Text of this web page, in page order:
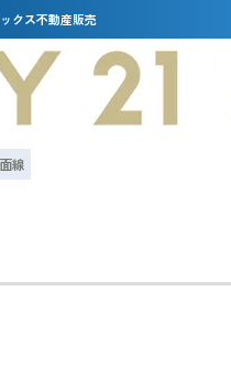
クス不動産販売
線